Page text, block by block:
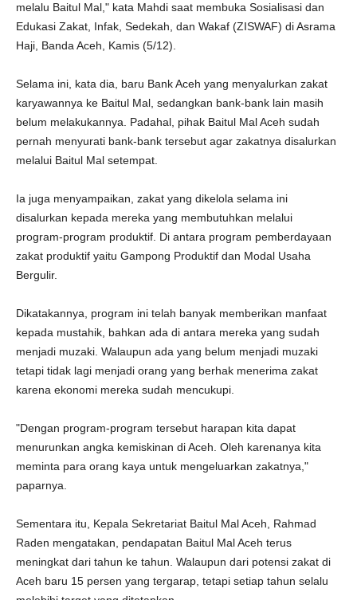
melalu Baitul Mal," kata Mahdi saat membuka Sosialisasi dan
Edukasi Zakat, Infak, Sedekah, dan Wakaf (ZISWAF) di Asrama
Haji, Banda Aceh, Kamis (5/12).
Selama ini, kata dia, baru Bank Aceh yang menyalurkan zakat
karyawannya ke Baitul Mal, sedangkan bank-bank lain masih
belum melakukannya. Padahal, pihak Baitul Mal Aceh sudah
pernah menyurati bank-bank tersebut agar zakatnya disalurkan
melalui Baitul Mal setempat.
Ia juga menyampaikan, zakat yang dikelola selama ini
disalurkan kepada mereka yang membutuhkan melalui
program-program produktif. Di antara program pemberdayaan
zakat produktif yaitu Gampong Produktif dan Modal Usaha
Bergulir.
Dikatakannya, program ini telah banyak memberikan manfaat
kepada mustahik, bahkan ada di antara mereka yang sudah
menjadi muzaki. Walaupun ada yang belum menjadi muzaki
tetapi tidak lagi menjadi orang yang berhak menerima zakat
karena ekonomi mereka sudah mencukupi.
"Dengan program-program tersebut harapan kita dapat
menurunkan angka kemiskinan di Aceh. Oleh karenanya kita
meminta para orang kaya untuk mengeluarkan zakatnya,"
paparnya.
Sementara itu, Kepala Sekretariat Baitul Mal Aceh, Rahmad
Raden mengatakan, pendapatan Baitul Mal Aceh terus
meningkat dari tahun ke tahun. Walaupun dari potensi zakat di
Aceh baru 15 persen yang tergarap, tetapi setiap tahun selalu